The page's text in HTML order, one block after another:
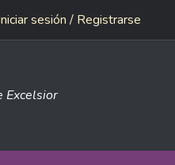
sesión / Registrarse
Excelsior